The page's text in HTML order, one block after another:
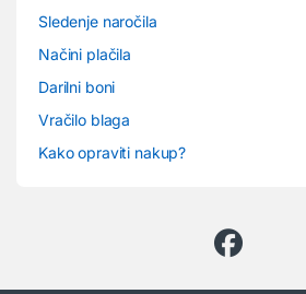
Sledenje naročila
Načini plačila
Darilni boni
Vračilo blaga
Kako opraviti nakup?